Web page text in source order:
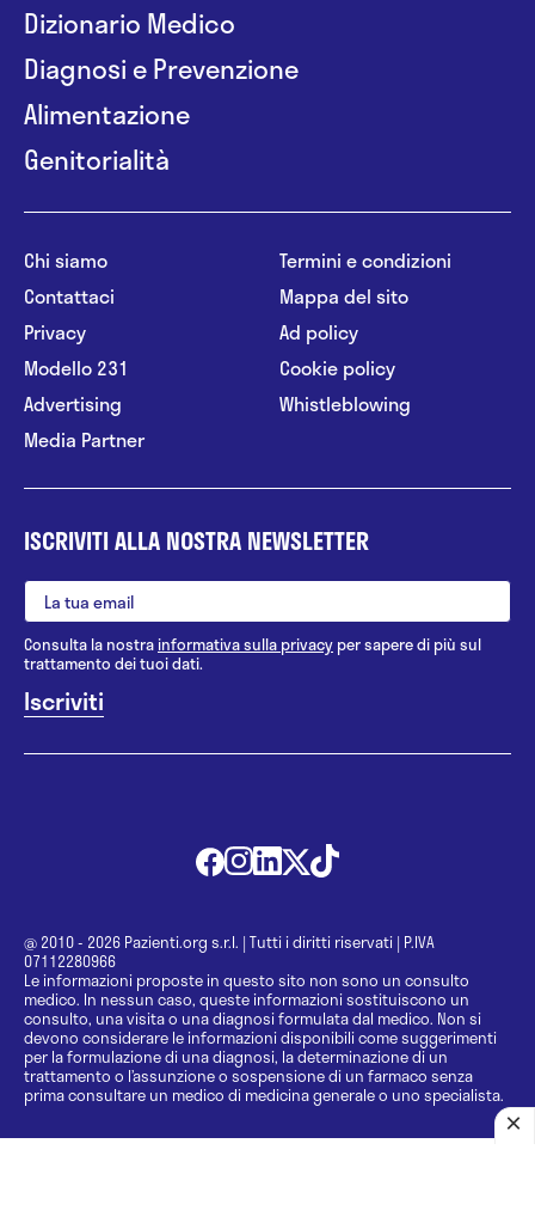
Dizionario Medico
Diagnosi e Prevenzione
Alimentazione
Genitorialità
Chi siamo
Contattaci
Privacy
Modello 231
Advertising
Media Partner
Termini e condizioni
Mappa del sito
Ad policy
Cookie policy
Whistleblowing
ISCRIVITI ALLA NOSTRA NEWSLETTER
Consulta la nostrainformativa sulla privacy per sapere di più sul
trattamento dei tuoi dati.
@ 2010 - 2026 Pazienti.org s.r.l. | Tutti i diritti riservati | P.IVA
07112280966
Le informazioni proposte in questo sito non sono un consulto
medico. In nessun caso, queste informazioni sostituiscono un
consulto, una visita o una diagnosi formulata dal medico. Non si
devono considerare le informazioni disponibili come suggerimenti
per la formulazione di una diagnosi, la determinazione di un
trattamento o l’assunzione o sospensione di un farmaco senza
prima consultare un medico di medicina generale o uno specialista.